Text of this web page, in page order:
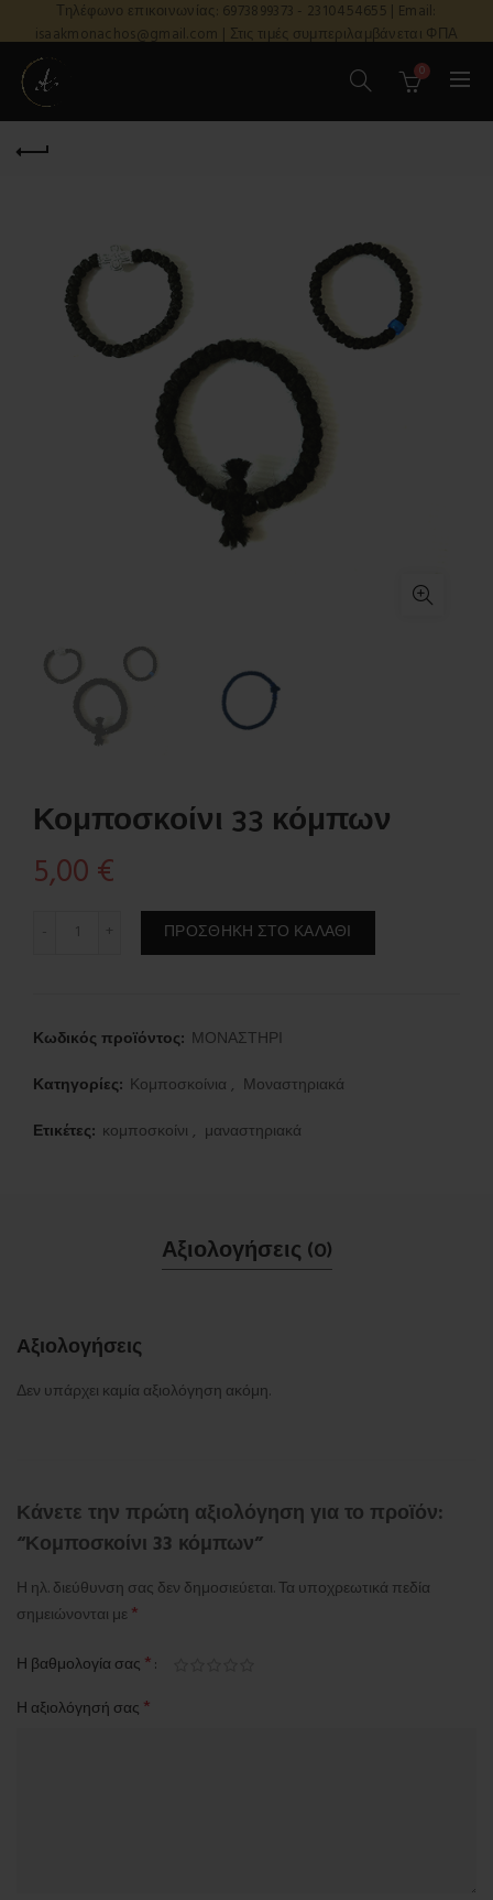
Τηλέφωνο επικοινωνίας: 6973899373 - 2310454655 | Email:
isaakmonachos@gmail.com | Στις τιμές συμπεριλαμβάνεται ΦΠΑ
0
Κομποσκοίνι 33 κόμπων
5,00 €
Κομποσκοίνι 33 κόμπων ποσότητα
ΠΡΟΣΘΉΚΗ ΣΤΟ ΚΑΛΆΘΙ
Κωδικός προϊόντος: ΜΟΝΑΣΤΗΡΙ
Κατηγορίες: Κομποσκοίνια , Μοναστηριακά
Ετικέτες: κομποσκοίνι , μαναστηριακά
Αξιολογήσεις (0)
Αξιολογήσεις
Δεν υπάρχει καμία αξιολόγηση ακόμη.
Κάνετε την πρώτη αξιολόγηση για το προϊόν:
“Κομποσκοίνι 33 κόμπων”
Η ηλ. διεύθυνση σας δεν δημοσιεύεται.Τα υποχρεωτικά πεδία
σημειώνονται με *
Η βαθμολογία σας *
Η αξιολόγησή σας *